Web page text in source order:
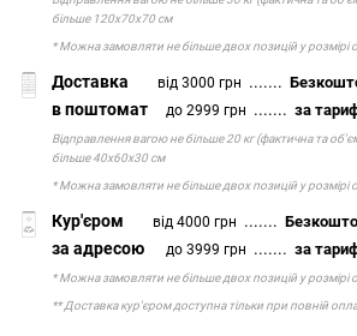
більше 120х70х70 см
* Можна замовляти не більше двох позицій у розмірі
Доставка від 3000 грн .......
в поштомат до 2999 грн .......за
Відправлення вагою не більше 20 кг (фактична та
більше 40х60х30 см
* Можна замовляти не більше двох позицій у розмірі
Кур'єром від 4000 грн .......
за адресою до 3999 грн .......за
* Можна замовляти не більше двох позицій у розмірі
** Доставка кур'єром доступна тільки при повній